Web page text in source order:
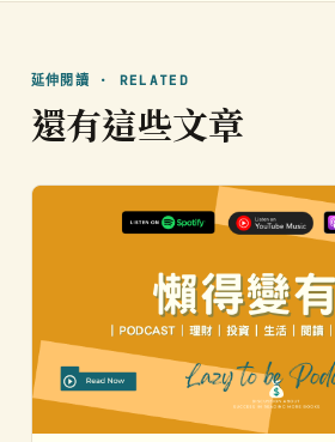
延伸閱讀 · RELATED
還有這些文章